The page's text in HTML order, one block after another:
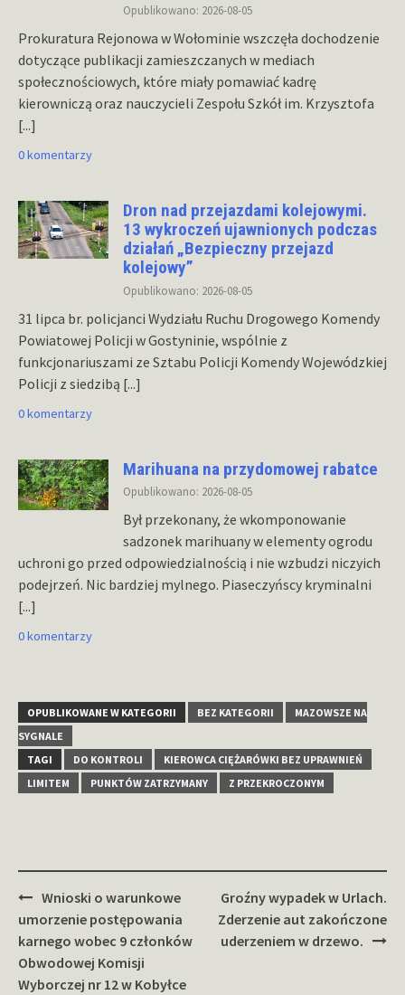
Opublikowano: 2026-08-05
Prokuratura Rejonowa w Wołominie wszczęła dochodzenie
dotyczące publikacji zamieszczanych w mediach
społecznościowych, które miały pomawiać kadrę
kierowniczą oraz nauczycieli Zespołu Szkół im. Krzysztofa
[...]
0 komentarzy
Dron nad przejazdami kolejowymi.
13 wykroczeń ujawnionych podczas
działań „Bezpieczny przejazd
kolejowy”
Opublikowano: 2026-08-05
31 lipca br. policjanci Wydziału Ruchu Drogowego Komendy
Powiatowej Policji w Gostyninie, wspólnie z
funkcjonariuszami ze Sztabu Policji Komendy Wojewódzkiej
Policji z siedzibą [...]
0 komentarzy
Marihuana na przydomowej rabatce
Opublikowano: 2026-08-05
Był przekonany, że wkomponowanie
sadzonek marihuany w elementy ogrodu
uchroni go przed odpowiedzialnością i nie wzbudzi niczyich
podejrzeń. Nic bardziej mylnego. Piaseczyńscy kryminalni
[...]
0 komentarzy
OPUBLIKOWANE W KATEGORII BEZ KATEGORII
MAZOWSZE NA
SYGNALE
TAGI
DO KONTROLI
KIEROWCA CIĘŻARÓWKI BEZ UPRAWNIEŃ
LIMITEM
PUNKTÓW ZATRZYMANY Z PRZEKROCZONYM
Zobacz
wpisy
Wnioski o warunkowe
umorzenie postępowania
karnego wobec 9 członków
Obwodowej Komisji
Wyborczej nr 12 w Kobyłce
Groźny wypadek w Urlach.
Zderzenie aut zakończone
uderzeniem w drzewo.